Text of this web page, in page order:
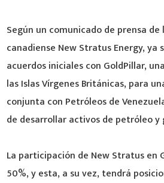
Según un comunicado de prensa
canadiense New Stratus Energy, ya
acuerdos iniciales con GoldPillar,
las Islas Vírgenes Británicas, para
conjunta con Petróleos de
de desarrollar activos de petróleo y
La participación de New Stratus en
50%, y esta, a su vez, tendrá